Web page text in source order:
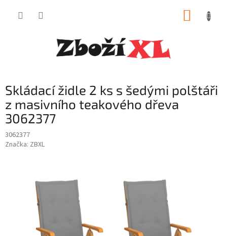
Skládací židle 2 ks s šedými polštáři
z masivního teakového dřeva
3062377
3062377
Značka: ZBXL